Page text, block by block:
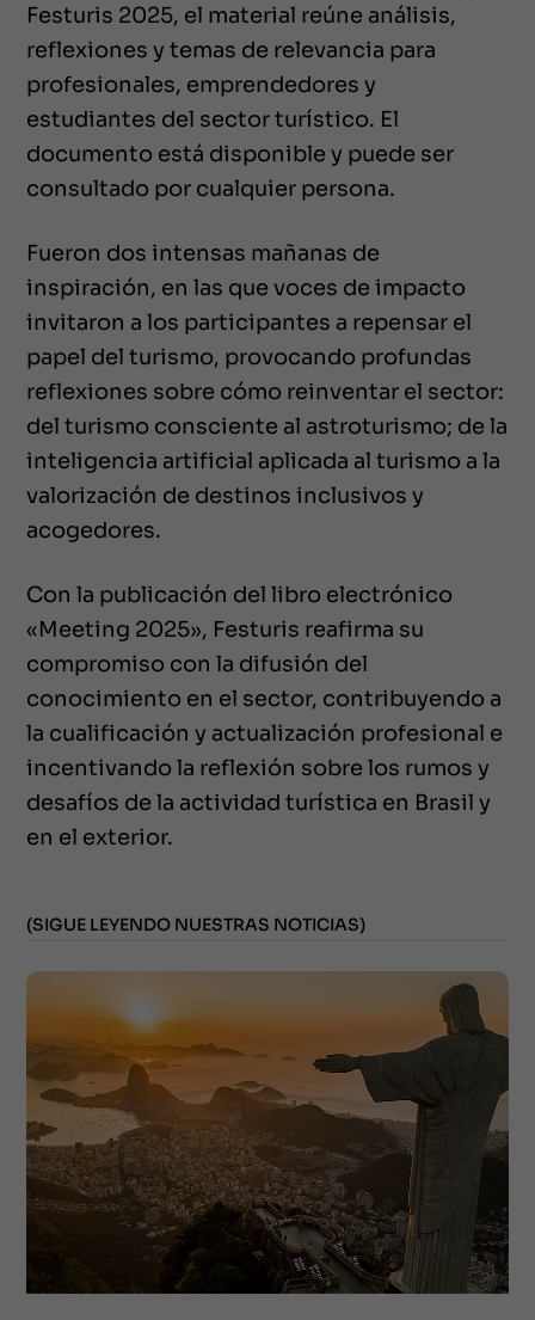
Festuris 2025, el material reúne análisis,
reflexiones y temas de relevancia para
profesionales, emprendedores y
estudiantes del sector turístico. El
documento está disponible y puede ser
consultado por cualquier persona.
Fueron dos intensas mañanas de
inspiración, en las que voces de impacto
invitaron a los participantes a repensar el
papel del turismo, provocando profundas
reflexiones sobre cómo reinventar el sector:
del turismo consciente al astroturismo; de la
inteligencia artificial aplicada al turismo a la
valorización de destinos inclusivos y
acogedores.
Con la publicación del libro electrónico
«Meeting 2025», Festuris reafirma su
compromiso con la difusión del
conocimiento en el sector, contribuyendo a
la cualificación y actualización profesional e
incentivando la reflexión sobre los rumos y
desafíos de la actividad turística en Brasil y
en el exterior.
(SIGUE LEYENDO NUESTRAS NOTICIAS)